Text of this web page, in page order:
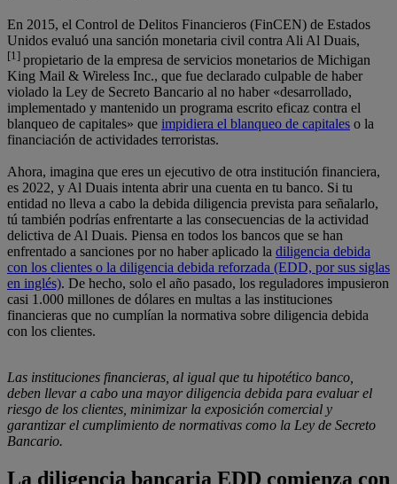
En 2015, el Control de Delitos Financieros (FinCEN) de Estados
Unidos evaluó una sanción monetaria civil contra Ali Al Duais,
[1] propietario de la empresa de servicios monetarios de Michigan
King Mail & Wireless Inc., que fue declarado culpable de haber
violado la Ley de Secreto Bancario al no haber «desarrollado,
implementado y mantenido un programa escrito eficaz contra el
blanqueo de capitales» que impidiera el blanqueo de capitales o la
financiación de actividades terroristas.
Ahora, imagina que eres un ejecutivo de otra institución financiera,
es 2022, y Al Duais intenta abrir una cuenta en tu banco. Si tu
entidad no lleva a cabo la debida diligencia prevista para señalarlo,
tú también podrías enfrentarte a las consecuencias de la actividad
delictiva de Al Duais. Piensa en todos los bancos que se han
enfrentado a sanciones por no haber aplicado la diligencia debida
con los clientes o la diligencia debida reforzada (EDD, por sus siglas
en inglés). De hecho, solo el año pasado, los reguladores impusieron
casi 1.000 millones de dólares en multas a las instituciones
financieras que no cumplían la normativa sobre diligencia debida
con los clientes.
Las instituciones financieras, al igual que tu hipotético banco,
deben llevar a cabo una mayor diligencia debida para evaluar el
riesgo de los clientes, minimizar la exposición comercial y
garantizar el cumplimiento de normativas como la Ley de Secreto
Bancario.
La diligencia bancaria EDD comienza con